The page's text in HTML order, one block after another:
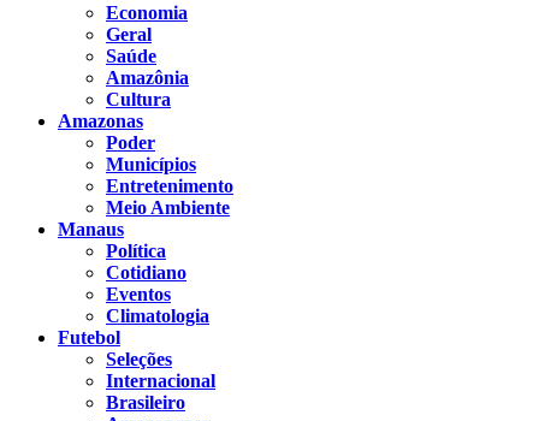
Economia
Geral
Saúde
Amazônia
Cultura
Amazonas
Poder
Municípios
Entretenimento
Meio Ambiente
Manaus
Política
Cotidiano
Eventos
Climatologia
Futebol
Seleções
Internacional
Brasileiro